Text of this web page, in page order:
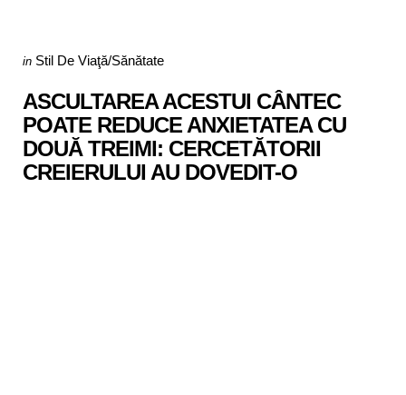
Categories
Posted
in Stil De Viaţă/Sănătate
ASCULTAREA ACESTUI CÂNTEC
POATE REDUCE ANXIETATEA CU
DOUĂ TREIMI: CERCETĂTORII
CREIERULUI AU DOVEDIT-O